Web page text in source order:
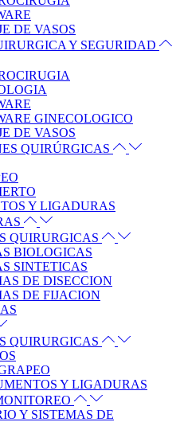
DE VASOS
Y SEGURIDAD
GINECOLOGICO
DE VASOS
QUIRÚRGICAS
Y LIGADURAS
QUIRURGICAS
BIOLOGICAS
SINTETICAS
DE DISECCION
DE FIJACION
QUIRURGICAS
Y LIGADURAS
Y SISTEMAS DE